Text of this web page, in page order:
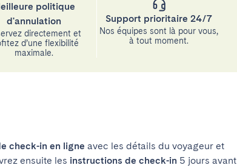
politique
d'annulation
directement et
d’une flexibilité
maximale.
Support prioritaire 24/7
Nos équipes sont là pour vous,
à tout moment.
check-in en ligne avec les détails du voyageur et
ensuite les instructions de check-in 5 jours avant